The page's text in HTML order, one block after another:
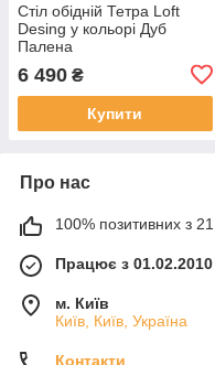
Стіл обідній Тетра Loft
Desing у кольорі Дуб
Палена
6 490 ₴
Купити
Про нас
100% позитивних з 21
Працює з 01.02.2010
м. Київ
Київ, Київ, Україна
Контакти